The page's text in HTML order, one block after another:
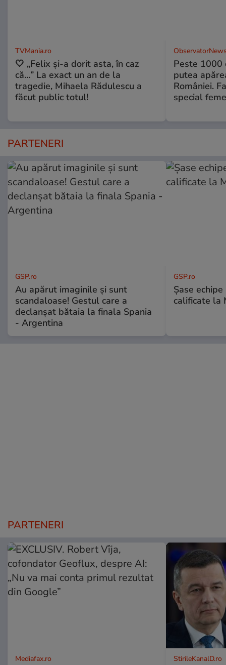
TVMania.ro
🤍 „Felix și-a dorit asta, în caz
că…” La exact un an de la
tragedie, Mihaela Rădulescu a
făcut public totul!
Peste 1000
putea
României.
special
PARTENERI
GSP.ro
Au apărut imaginile și sunt
scandaloase! Gestul care a
declanșat bătaia la finala Spania
- Argentina
GSP.ro
Șase
calificate la
PARTENERI
Mediafax.ro StirileKanalD.ro